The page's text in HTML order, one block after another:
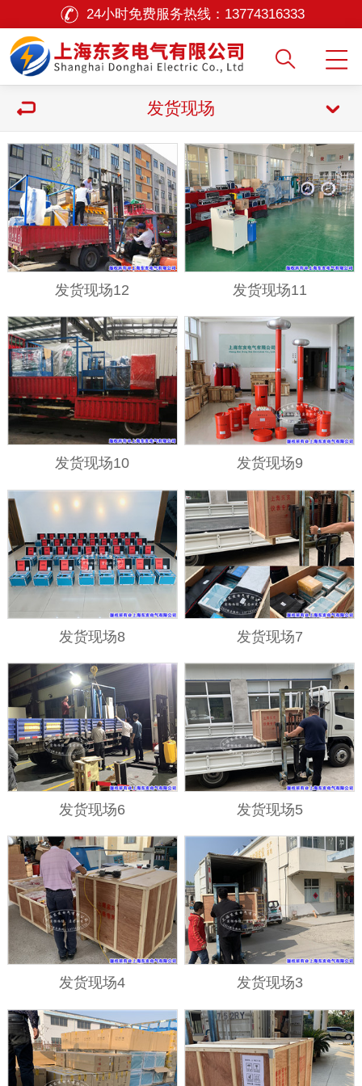
24小时免费服务热线： 13774316333
发货现场
发货现场12 发货现场11
发货现场10 发货现场9
发货现场8 发货现场7
发货现场6 发货现场5
发货现场4 发货现场3